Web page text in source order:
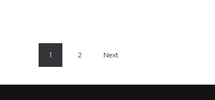
1 2 Next